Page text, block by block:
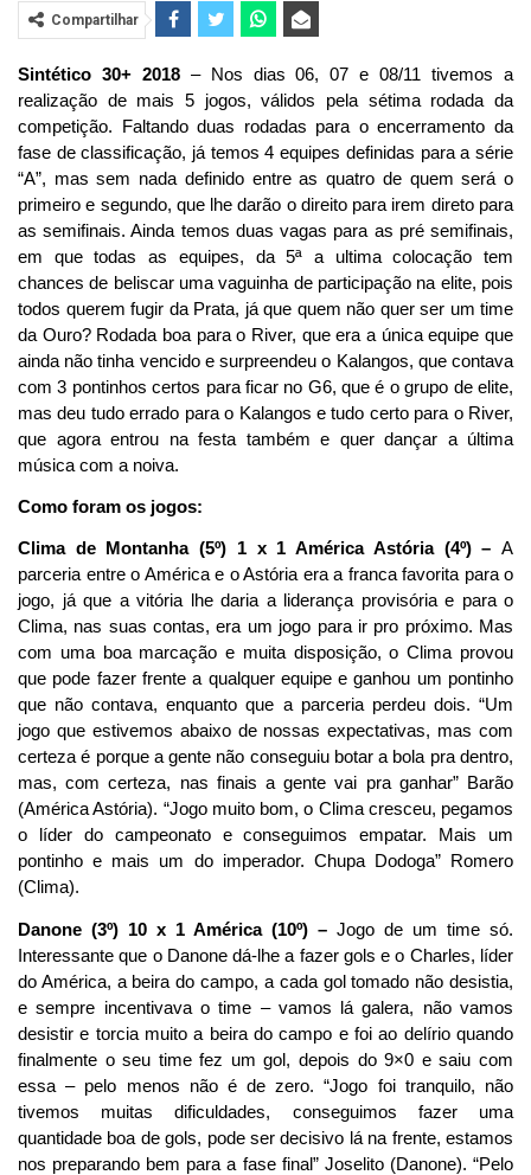
Compartilhar
Sintético 30+ 2018– Nos dias 06, 07 e 08/11 tivemos a
realização de mais 5 jogos, válidos pela sétima rodada da
competição. Faltando duas rodadas para o encerramento da
fase de classificação, já temos 4 equipes definidas para a série
“A”, mas sem nada definido entre as quatro de quem será o
primeiro e segundo, que lhe darão o direito para irem direto para
as semifinais. Ainda temos duas vagas para as pré semifinais,
em que todas as equipes, da 5ª a ultima colocação tem
chances de beliscar uma vaguinha de participação na elite, pois
todos querem fugir da Prata, já que quem não quer ser um time
da Ouro? Rodada boa para o River, que era a única equipe que
ainda não tinha vencido e surpreendeu o Kalangos, que contava
com 3 pontinhos certos para ficar no G6, que é o grupo de elite,
mas deu tudo errado para o Kalangos e tudo certo para o River,
que agora entrou na festa também e quer dançar a última
música com a noiva.
Como foram os jogos:
Clima de Montanha (5º) 1 x 1 América Astória (4º) – A
parceria entre o América e o Astória era a franca favorita para o
jogo, já que a vitória lhe daria a liderança provisória e para o
Clima, nas suas contas, era um jogo para ir pro próximo. Mas
com uma boa marcação e muita disposição, o Clima provou
que pode fazer frente a qualquer equipe e ganhou um pontinho
que não contava, enquanto que a parceria perdeu dois. “Um
jogo que estivemos abaixo de nossas expectativas, mas com
certeza é porque a gente não conseguiu botar a bola pra dentro,
mas, com certeza, nas finais a gente vai pra ganhar” Barão
(América Astória). “Jogo muito bom, o Clima cresceu, pegamos
o líder do campeonato e conseguimos empatar. Mais um
pontinho e mais um do imperador. Chupa Dodoga” Romero
(Clima).
Danone (3º) 10 x 1 América (10º) – Jogo de um time só.
Interessante que o Danone dá-lhe a fazer gols e o Charles, líder
do América, a beira do campo, a cada gol tomado não desistia,
e sempre incentivava o time – vamos lá galera, não vamos
desistir e torcia muito a beira do campo e foi ao delírio quando
finalmente o seu time fez um gol, depois do 9×0 e saiu com
essa – pelo menos não é de zero. “Jogo foi tranquilo, não
tivemos muitas dificuldades, conseguimos fazer uma
quantidade boa de gols, pode ser decisivo lá na frente, estamos
nos preparando bem para a fase final” Joselito (Danone). “Pelo